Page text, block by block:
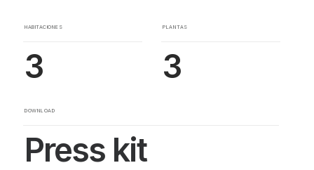
HABITACIONES
3
PLANTAS
3
DOWNLOAD
Press kit